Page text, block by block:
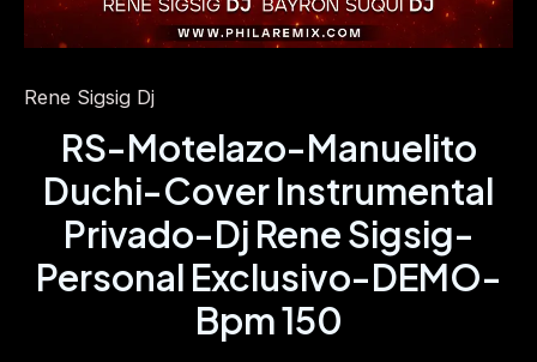
Rene Sigsig Dj
RS-Motelazo-Manuelito
Duchi-Cover Instrumental
Privado-Dj Rene Sigsig-
Personal Exclusivo-DEMO-
Bpm 150